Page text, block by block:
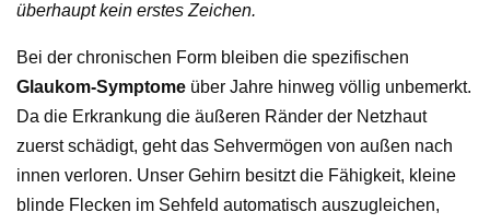
überhaupt kein erstes Zeichen.
Bei der chronischen Form bleiben die spezifischen
Glaukom-Symptome über Jahre hinweg völlig unbemerkt.
Da die Erkrankung die äußeren Ränder der Netzhaut
zuerst schädigt, geht das Sehvermögen von außen nach
innen verloren. Unser Gehirn besitzt die Fähigkeit, kleine
blinde Flecken im Sehfeld automatisch auszugleichen,